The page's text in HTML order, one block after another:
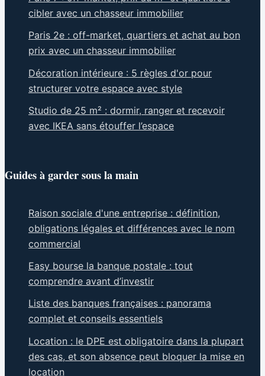
cibler avec un chasseur immobilier
Paris 2e : off-market, quartiers et achat au bon
prix avec un chasseur immobilier
Décoration intérieure : 5 règles d'or pour
structurer votre espace avec style
Studio de 25 m² : dormir, ranger et recevoir
avec IKEA sans étouffer l’espace
Guides à garder sous la main
Raison sociale d'une entreprise : définition,
obligations légales et différences avec le nom
commercial
Easy bourse la banque postale : tout
comprendre avant d’investir
Liste des banques françaises : panorama
complet et conseils essentiels
Location : le DPE est obligatoire dans la plupart
des cas, et son absence peut bloquer la mise en
location